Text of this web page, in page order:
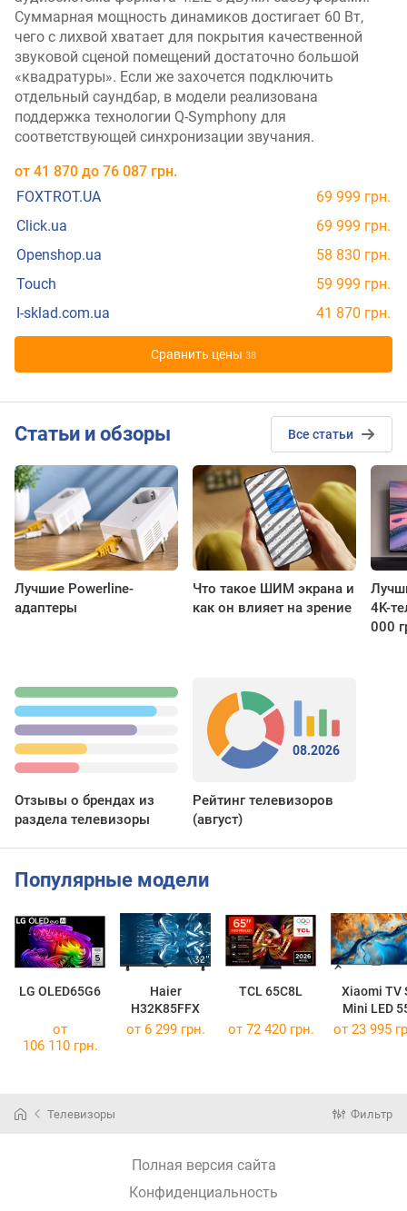
Суммарная мощность динамиков достигает 60 Вт,
чего с лихвой хватает для покрытия качественной
звуковой сценой помещений достаточно большой
«квадратуры». Если же захочется подключить
отдельный саундбар, в модели реализована
поддержка технологии Q-Symphony для
соответствующей синхронизации звучания.
от 41 870 до 76 087 грн.
FOXTROT.UA
69 999 грн.
Click.ua
69 999 грн.
Openshop.ua
58 830 грн.
Touch
59 999 грн.
I-sklad.com.ua
41 870 грн.
Cравнить цены 38
Cтатьи и обзоры Все статьи
Лучшие Powerline-
адаптеры
Что такое ШИМ экрана и
как он влияет на зрение
4K-
000
Отзывы о брендах из
раздела телевизоры
08.2026
Рейтинг телевизоров
(август)
Популярные модели
LG OLED65G6
Haier
H32K85FFX
TCL 65C8L
Xiaomi TV
Mini LED
2025
от
106 110 грн.
от 6 299 грн. от 72 420 грн. от 23 995
Телевизоры Фильтр
Полная версия сайта
Конфиденциальность